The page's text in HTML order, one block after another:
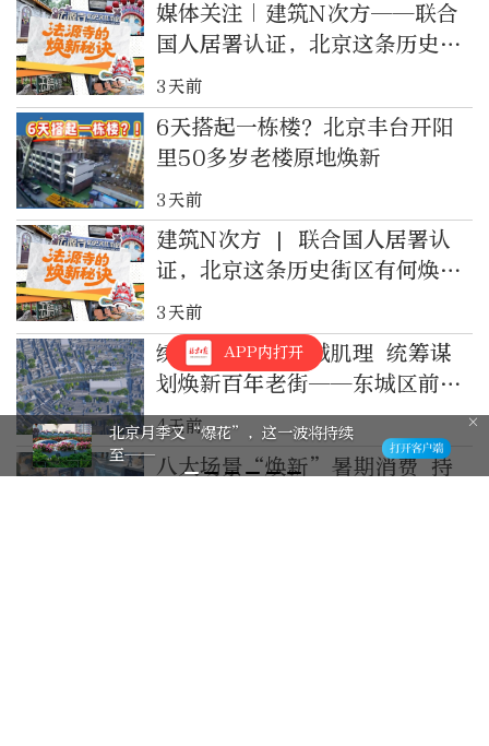
媒体关注｜建筑N次方——联合
国人居署认证，北京这条历史街
区有何焕新秘诀
3天前
6天搭起一栋楼？北京丰台开阳
里50多岁老楼原地焕新
3天前
建筑N次方 | 联合国人居署认
证，北京这条历史街区有何焕新
秘诀
3天前
绣花功夫织补老城肌理 统筹谋
划焕新百年老街——东城区前门
街道责任规划师参与西兴隆街保
护更新实践
4天前
八大场景“焕新”暑期消费 持
APP内打开
美！！海淀这里百合花开正艳！地铁
直达——